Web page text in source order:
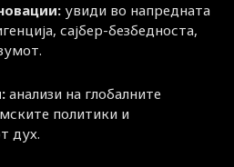
увиди во напредната
сајбер-безбедноста,
анализи на глобалните
политики и
дух.